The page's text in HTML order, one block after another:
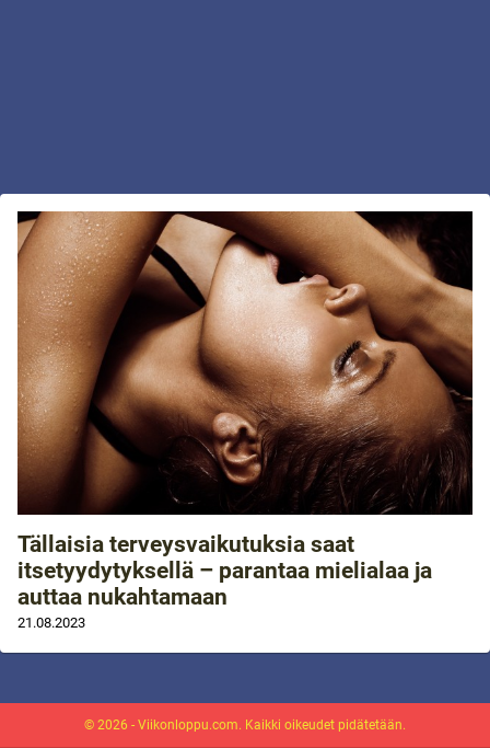
Tällaisia terveysvaikutuksia saat
itsetyydytyksellä – parantaa mielialaa ja
auttaa nukahtamaan
21.08.2023
© 2026 - Viikonloppu.com. Kaikki oikeudet pidätetään.